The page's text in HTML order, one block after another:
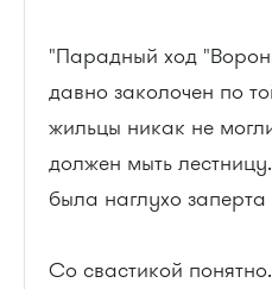
"Парадный ход
давно заколочен по
жильцы никак не
должен мыть
была наглухо
Со свастикой понятно.